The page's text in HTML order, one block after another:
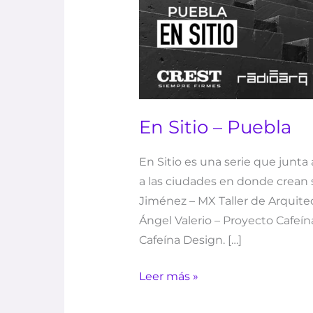
En Sitio – Puebla
En Sitio es una serie que
a las ciudades en donde
Jiménez – MX Taller de
Ángel Valerio – Proyecto
Cafeína Design. […]
Leer más »